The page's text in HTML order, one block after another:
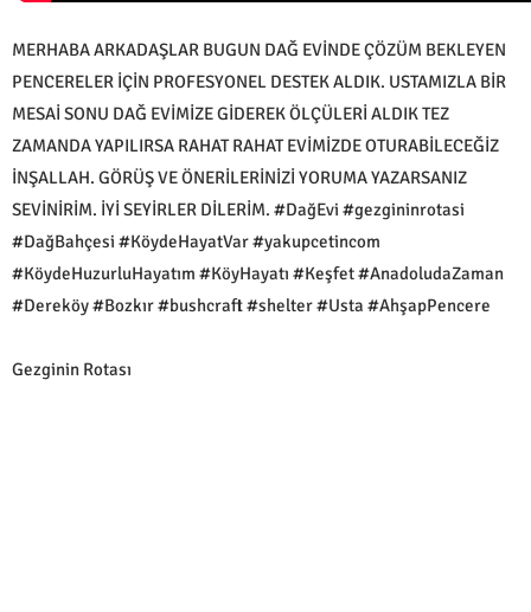
MERHABA ARKADAŞLAR BUGUN DAĞ EVİNDE ÇÖZÜM BEKLEYEN
PENCERELER İÇİN PROFESYONEL DESTEK ALDIK. USTAMIZLA BİR
MESAİ SONU DAĞ EVİMİZE GİDEREK ÖLÇÜLERİ ALDIK TEZ
ZAMANDA YAPILIRSA RAHAT RAHAT EVİMİZDE OTURABİLECEĞİZ
İNŞALLAH. GÖRÜŞ VE ÖNERİLERİNİZİ YORUMA YAZARSANIZ
SEVİNİRİM. İYİ SEYİRLER DİLERİM. #DağEvi #gezgininrotasi
#DağBahçesi #KöydeHayatVar #yakupcetincom
#KöydeHuzurluHayatım #KöyHayatı #Keşfet #AnadoludaZaman
#Dereköy #Bozkır #bushcraft #shelter #Usta #AhşapPencere
Gezginin Rotası